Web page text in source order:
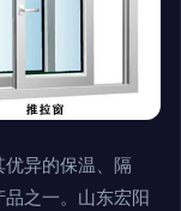
异的保温、隔
之一。山东宏阳